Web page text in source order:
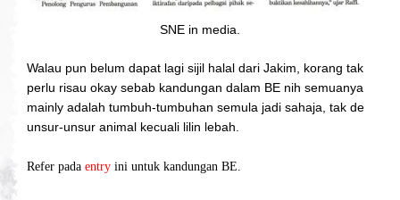
SNE in media.
Walau pun belum dapat lagi sijil halal dari Jakim, korang tak
perlu risau okay sebab kandungan dalam BE nih semuanya
mainly adalah tumbuh-tumbuhan semula jadi sahaja, tak de
unsur-unsur animal kecuali lilin lebah.
Refer pada entry ini untuk kandungan BE.